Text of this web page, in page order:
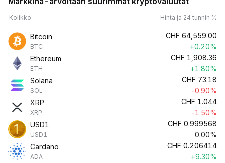
Kolikko Hinta ja 24 tunnin %
Bitcoin
BTC
CHF 64,559.00
+0.20%
Ethereum
ETH
CHF 1,908.36
+1.80%
Solana
SOL
CHF 73.18
-0.90%
XRP
XRP
CHF 1.044
-1.50%
USD1
USD1
CHF 0.999568
0.00%
Cardano
ADA
CHF 0.206414
+9.30%